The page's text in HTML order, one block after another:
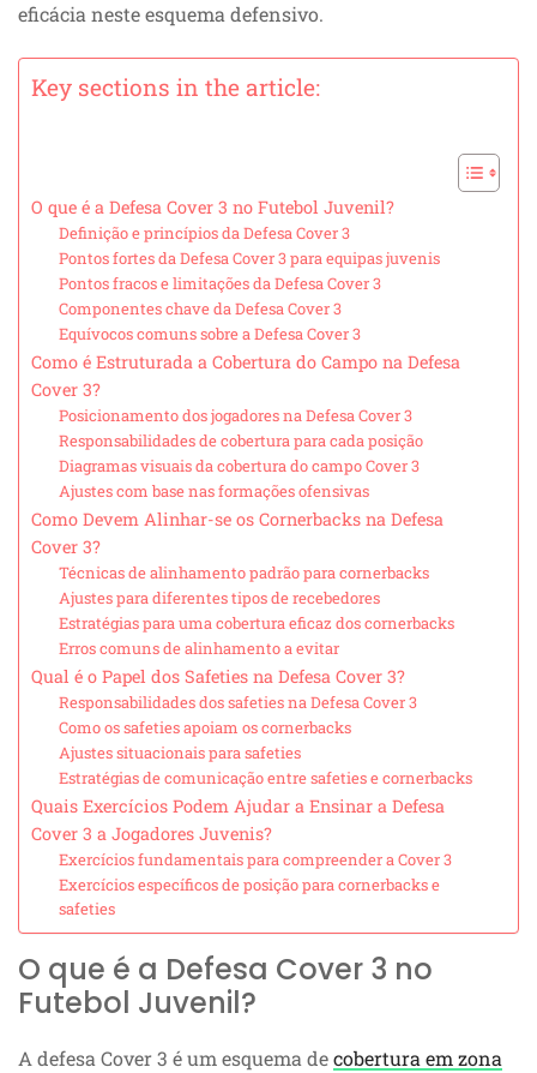
eficácia neste esquema defensivo.
Key sections in the article:
O que é a Defesa Cover 3 no Futebol Juvenil?
Definição e princípios da Defesa Cover 3
Pontos fortes da Defesa Cover 3 para equipas juvenis
Pontos fracos e limitações da Defesa Cover 3
Componentes chave da Defesa Cover 3
Equívocos comuns sobre a Defesa Cover 3
Como é Estruturada a Cobertura do Campo na Defesa
Cover 3?
Posicionamento dos jogadores na Defesa Cover 3
Responsabilidades de cobertura para cada posição
Diagramas visuais da cobertura do campo Cover 3
Ajustes com base nas formações ofensivas
Como Devem Alinhar-se os Cornerbacks na Defesa
Cover 3?
Técnicas de alinhamento padrão para cornerbacks
Ajustes para diferentes tipos de recebedores
Estratégias para uma cobertura eficaz dos cornerbacks
Erros comuns de alinhamento a evitar
Qual é o Papel dos Safeties na Defesa Cover 3?
Responsabilidades dos safeties na Defesa Cover 3
Como os safeties apoiam os cornerbacks
Ajustes situacionais para safeties
Estratégias de comunicação entre safeties e cornerbacks
Quais Exercícios Podem Ajudar a Ensinar a Defesa
Cover 3 a Jogadores Juvenis?
Exercícios fundamentais para compreender a Cover 3
Exercícios específicos de posição para cornerbacks e
safeties
O que é a Defesa Cover 3 no
Futebol Juvenil?
A defesa Cover 3 é um esquema decobertura em zona